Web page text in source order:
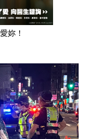
妳！